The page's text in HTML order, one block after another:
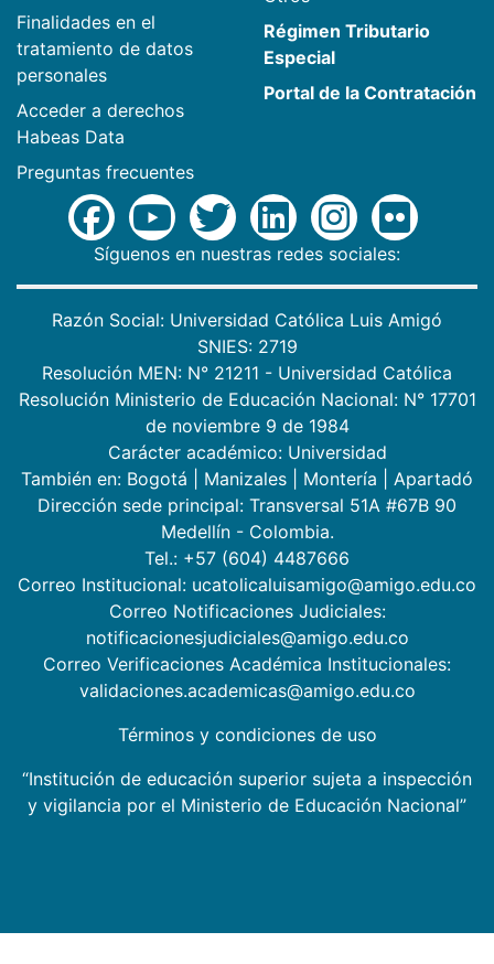
Finalidades en el
tratamiento de datos
personales
Acceder a derechos
Habeas Data
Preguntas frecuentes
Régimen Tributario
Especial
Portal de la Contratación
Síguenos en nuestras redes sociales:
Razón Social: Universidad Católica Luis Amigó
SNIES: 2719
Resolución MEN: N° 21211 - Universidad Católica
Resolución Ministerio de Educación Nacional: N° 17701
de noviembre 9 de 1984
Carácter académico: Universidad
También en: Bogotá Manizales Montería
Apartadó
Dirección sede principal: Transversal 51A #67B 90
Medellín - Colombia.
Tel.: +57 (604) 4487666
Correo Institucional: ucatolicaluisamigo@amigo.edu.co
Correo Notificaciones Judiciales:
notificacionesjudiciales@amigo.edu.co
Correo Verificaciones Académica Institucionales:
validaciones.academicas@amigo.edu.co
Términos y condiciones de uso
“Institución de educación superior sujeta a inspección
y vigilancia por el Ministerio de Educación Nacional”